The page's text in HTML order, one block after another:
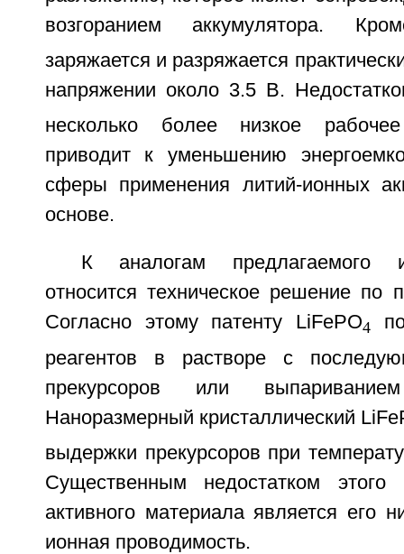
возгоранием аккумулятора.
заряжается и разряжается
напряжении около 3.5 В.
несколько более низкое
приводит к уменьшению
сферы применения литий-ионных
основе.
К аналогам предлагаемого
относится техническое решение по
Согласно этому патенту LiFePO4
реагентов в растворе с
прекурсоров или
Наноразмерный кристаллический
выдержки прекурсоров при
Существенным недостатком этого
активного материала является его
ионная проводимость.